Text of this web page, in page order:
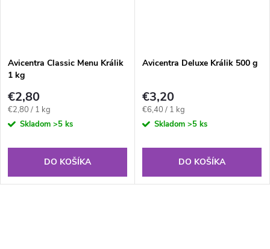
Avicentra Classic Menu Králik
1 kg
€2,80
Jednotková
cena:
€2,80 / 1 kg
Skladom >5 ks
DO KOŠÍKA
Avicentra Deluxe Králik 500 g
€3,20
Jednotková
cena:
€6,40 / 1 kg
Skladom >5 ks
DO KOŠÍKA